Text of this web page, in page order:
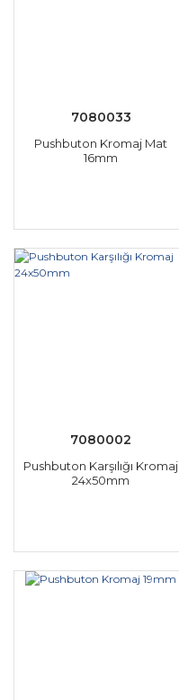
7080033
Pushbuton Kromaj Mat
16mm
7080002
Pushbuton Karşılığı Kromaj
24x50mm